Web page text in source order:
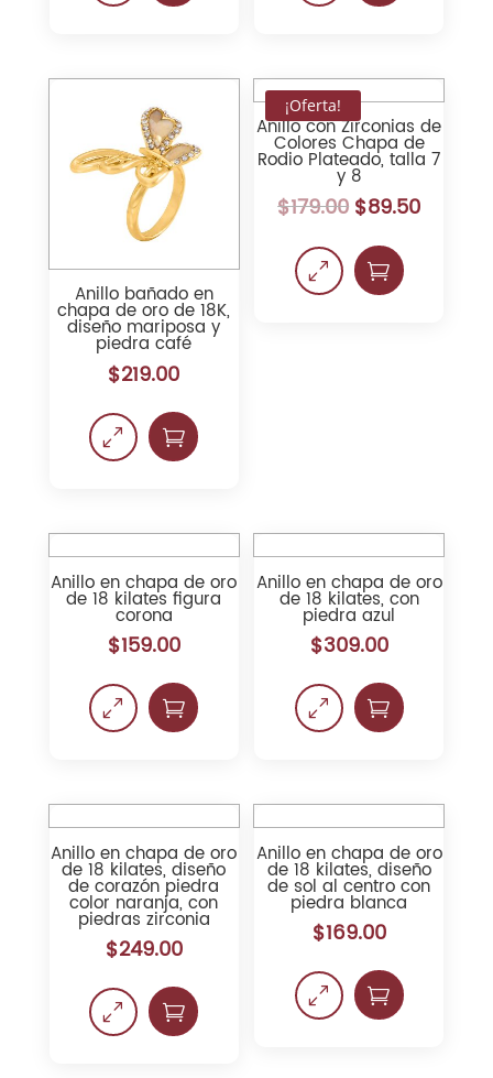
Anillo bañado en
chapa de oro de 18K,
diseño mariposa y
piedra café
$219.00
0 
¡Oferta!
Anillo con Zirconias de
Colores Chapa de
Rodio Plateado, talla 7
y 8
$179.00 $89.50
0 
Anillo en chapa de oro
de 18 kilates figura
corona
$159.00
0 
Anillo en chapa de oro
de 18 kilates, con
piedra azul
$309.00
0 
Anillo en chapa de oro
de 18 kilates, diseño
de corazón piedra
color naranja, con
piedras zirconia
$249.00
0 
Anillo en chapa de oro
de 18 kilates, diseño
de sol al centro con
piedra blanca
$169.00
0 